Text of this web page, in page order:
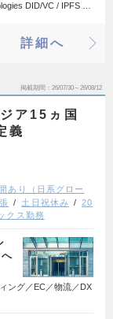
DID/VC / IPFS …
詳細へ
掲載期間 26/07/30～26/08/12
ア15ヵ国
義
あり（日系グロー
土日祝休み
20
クス勤務
ング／EC／物流／DX